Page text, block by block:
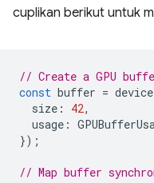
cuplikan berikut untuk
// Create a GPU
const buffer = device
size : 42,
usage :
});
// Map buffer